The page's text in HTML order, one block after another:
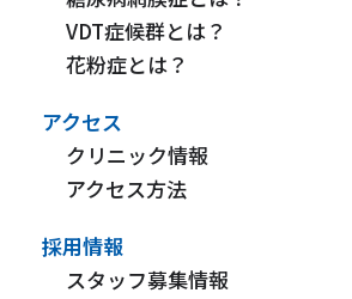
VDT症候群とは？
花粉症とは？
アクセス
クリニック情報
アクセス方法
採用情報
スタッフ募集情報